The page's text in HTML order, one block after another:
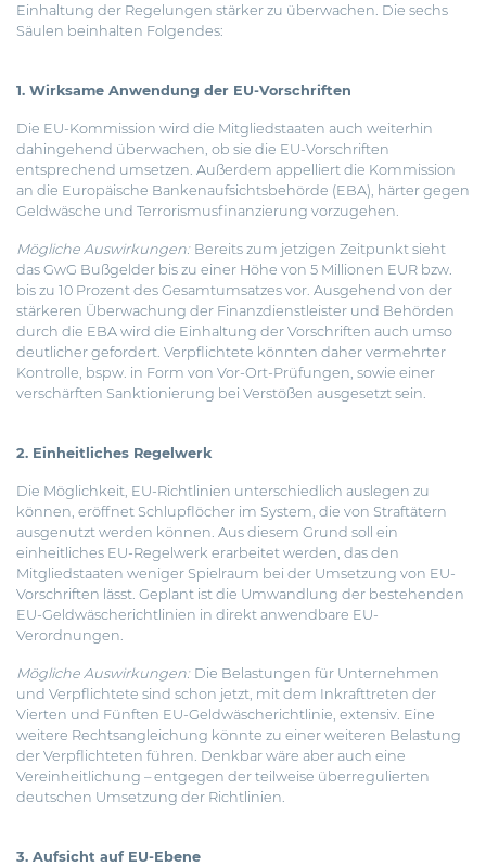
Einhaltung der Regelungen stärker zu überwachen. Die sechs
Säulen beinhalten Folgendes:
1. Wirksame Anwendung der EU-Vorschriften
Die EU-Kommission wird die Mitgliedstaaten auch weiterhin
dahingehend überwachen, ob sie die EU-Vorschriften
entsprechend umsetzen. Außerdem appelliert die Kommission
an die Europäische Bankenaufsichtsbehörde (EBA), härter gegen
Geldwäsche und Terrorismusfinanzierung vorzugehen.
Mögliche Auswirkungen: Bereits zum jetzigen Zeitpunkt sieht
das GwG Bußgelder bis zu einer Höhe von 5 Millionen EUR bzw.
bis zu 10 Prozent des Gesamtumsatzes vor. Ausgehend von der
stärkeren Überwachung der Finanzdienstleister und Behörden
durch die EBA wird die Einhaltung der Vorschriften auch umso
deutlicher gefordert. Verpflichtete könnten daher vermehrter
Kontrolle, bspw. in Form von Vor-Ort-Prüfungen, sowie einer
verschärften Sanktionierung bei Verstößen ausgesetzt sein.
2. Einheitliches Regelwerk
Die Möglichkeit, EU-Richtlinien unterschiedlich auslegen zu
können, eröffnet Schlupflöcher im System, die von Straftätern
ausgenutzt werden können. Aus diesem Grund soll ein
einheitliches EU-Regelwerk erarbeitet werden, das den
Mitgliedstaaten weniger Spielraum bei der Umsetzung von EU-
Vorschriften lässt. Geplant ist die Umwandlung der bestehenden
EU-Geldwäscherichtlinien in direkt anwendbare EU-
Verordnungen.
Mögliche Auswirkungen: Die Belastungen für Unternehmen
und Verpflichtete sind schon jetzt, mit dem Inkrafttreten der
Vierten und Fünften EU-Geldwäscherichtlinie, extensiv. Eine
weitere Rechtsangleichung könnte zu einer weiteren Belastung
der Verpflichteten führen. Denkbar wäre aber auch eine
Vereinheitlichung – entgegen der teilweise überregulierten
deutschen Umsetzung der Richtlinien.
3. Aufsicht auf EU-Ebene